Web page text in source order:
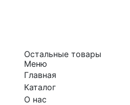
Остальные товары
Меню
Главная
Каталог
О нас